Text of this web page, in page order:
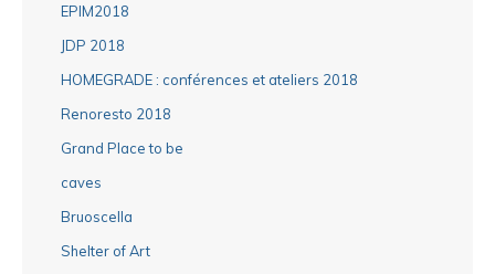
EPIM2018
JDP 2018
HOMEGRADE : conférences et ateliers 2018
Renoresto 2018
Grand Place to be
caves
Bruoscella
Shelter of Art